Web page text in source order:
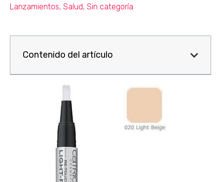
Lanzamientos, Salud, Sin categoría
Contenido del artículo